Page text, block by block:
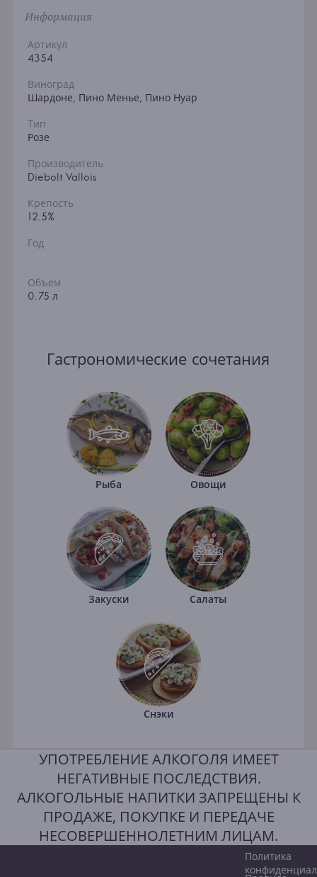
Информация
Артикул
4354
Виноград
Шардоне, Пино Менье, Пино Нуар
Тип
Розе
Производитель
Diebolt Vallois
Крепость
12.5%
Год
Объем
0.75 л
Гастрономические сочетания
Рыба Овощи
Закуски Салаты
Снэки
УПОТРЕБЛЕНИЕ АЛКОГОЛЯ ИМЕЕТ
НЕГАТИВНЫЕ ПОСЛЕДСТВИЯ.
АЛКОГОЛЬНЫЕ НАПИТКИ ЗАПРЕЩЕНЫ К
ПРОДАЖЕ, ПОКУПКЕ И ПЕРЕДАЧЕ
НЕСОВЕРШЕННОЛЕТНИМ ЛИЦАМ.
Политика